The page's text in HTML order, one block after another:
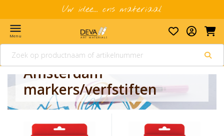
Uw idee... ons materiaal
menu
Menu
Amsterdam
markers/verfstiften